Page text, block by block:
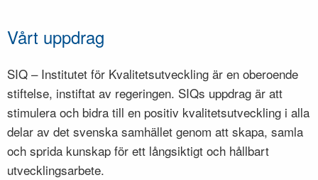
Vårt uppdrag
SIQ – Institutet för Kvalitetsutveckling är en oberoende
stiftelse, instiftat av regeringen. SIQs uppdrag är att
stimulera och bidra till en positiv kvalitetsutveckling i alla
delar av det svenska samhället genom att skapa, samla
och sprida kunskap för ett långsiktigt och hållbart
utvecklingsarbete.